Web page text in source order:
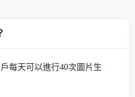
每天可以進行40次圖片生